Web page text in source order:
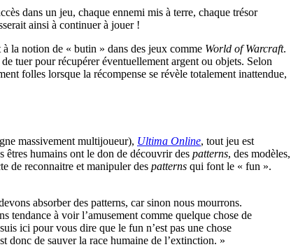
dans un jeu, chaque ennemi mis à terre, chaque trésor
ainsi à continuer à jouer !
à la notion de « butin » dans des jeux comme World of Warcraft.
tuer pour récupérer éventuellement argent ou objets. Selon
folles lorsque la récompense se révèle totalement inattendue,
massivement multijoueur), Ultima Online, tout jeu est
êtres humains ont le don de découvrir des patterns, des modèles,
de reconnaitre et manipuler des patterns qui font le « fun ».
absorber des patterns, car sinon nous mourrons.
à voir l’amusement comme quelque chose de
ici pour vous dire que le fun n’est pas une chose
donc de sauver la race humaine de l’extinction. »